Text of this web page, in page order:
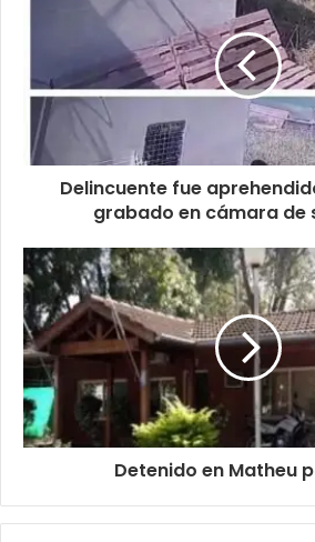
Delincuente fue
grabado en cámara de
Detenido en Matheu